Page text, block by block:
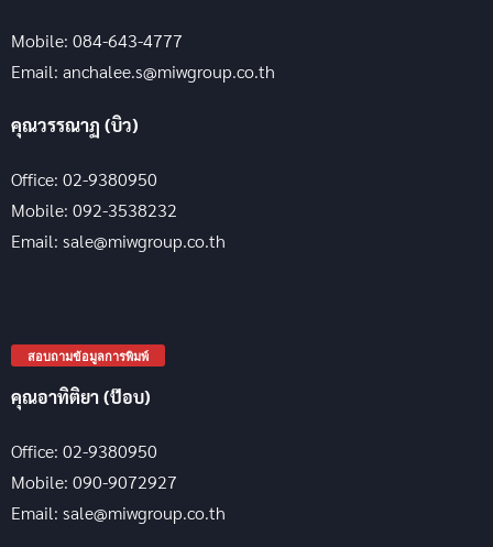
Mobile: 084-643-4777
Email: anchalee.s@miwgroup.co.th
คุณวรรณาฏ (บิว)
Office: 02-9380950
Mobile: 092-3538232
Email: sale@miwgroup.co.th
สอบถามข้อมูลการพิมพ์
คุณอาทิติยา (ป๊อบ)
Office: 02-9380950
Mobile: 090-9072927
Email: sale@miwgroup.co.th